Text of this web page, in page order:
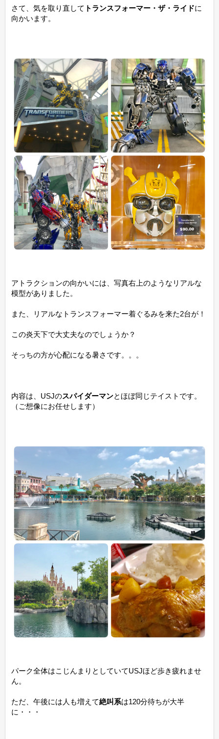
さて、気を取り直して トランスフォーマー・ザ・ライドに
向かいます。
アトラクションの向かいには、写真右上のようなリアルな
模型がありました。
また、リアルなトランスフォーマー着ぐるみを来た2台が！
この炎天下で大丈夫なのでしょうか？
そっちの方が心配になる暑さです。。。
内容は、USJのスパイダーマンとほぼ同じテイストです。
（ご想像にお任せします）
パーク全体はこじんまりとしていてUSJほど歩き疲れませ
ん。
ただ、午後には人も増えて絶叫系は120分待ちが大半
に・・・